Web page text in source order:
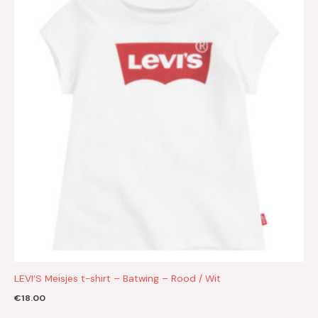
LEVI’S Meisjes t-shirt – Batwing – Rood / Wit
€18.00